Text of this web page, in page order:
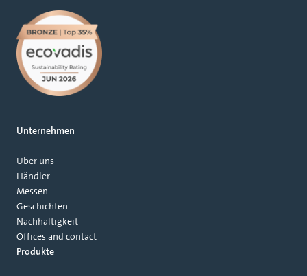
Unternehmen
Über uns
Händler
Messen
Geschichten
Nachhaltigkeit
Offices and contact
Produkte